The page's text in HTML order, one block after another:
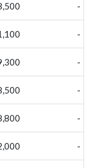
-
-
-
-
-
-